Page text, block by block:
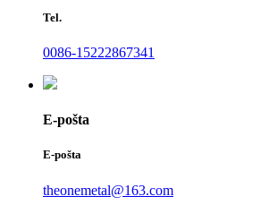
Tel.
0086-15222867341
E-pošta
E-pošta
theonemetal@163.com